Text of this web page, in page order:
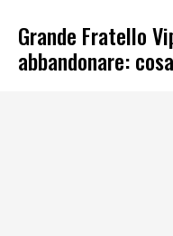
Grande Fratello
abbandonare: